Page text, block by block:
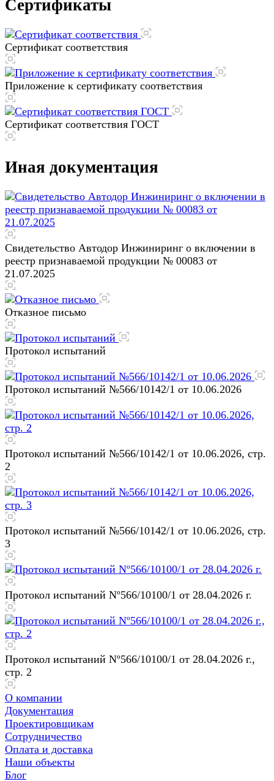
Сертификаты
Сертификат соответствия
Приложение к сертификату соответствия
Сертификат соответствия ГОСТ
Иная документация
Свидетельство Автодор Инжиниринг о включении в
реестр признаваемой продукции № 00083 от
21.07.2025
Отказное письмо
Протокол испытаний
Протокол испытаний №566/10142/1 от 10.06.2026
Протокол испытаний №566/10142/1 от 10.06.2026, стр.
2
Протокол испытаний №566/10142/1 от 10.06.2026, стр.
3
Протокол испытаний Nº566/10100/1 от 28.04.2026 г.
Протокол испытаний Nº566/10100/1 от 28.04.2026 г.,
стр. 2
О компании
Документация
Проектировщикам
Сотрудничество
Оплата и доставка
Наши объекты
Блог